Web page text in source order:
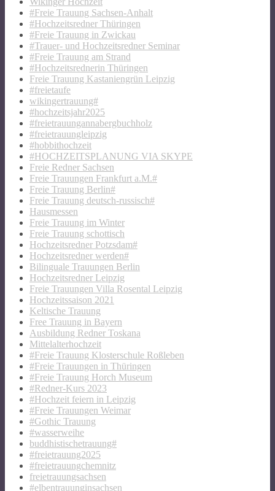
#Freie Trauung Sachsen-Anhalt
#Hochzeitsredner Thüringen
#Freie Trauung in Zwickau
#Trauer- und Hochzeitsredner Seminar
#Freie Trauung am Strand
#Hochzeitsrednerin Thüringen
Freie Trauung Kastaniengrün Leipzig
#freietaufe
wikingertrauung#
#hochzeitsjahr2025
#freietrauungannabergbuchholz
#freietrauungleipzig
#hobbithochzeit
#HOCHZEITSPLANUNG VIA SKYPE
Freie Redner Sachsen
Freie Trauungen Frankfurt a.M.#
Freie Trauung Berlin#
Freie Trauung deutsch-russisch#
Hausmessen
Freie Trauung im Winter
Freie Trauung schottisch
Hochzeitsredner Potzsdam#
Hochzeitsredner werden#
Bilinguale Trauungen Berlin
Hochzeitsredner Leipzig
Freie Trauungen Villa Rosental Leipzig
Hochzeitssaison 2021
Keltische Trauung
Free Trauung in Bayern
Ausbildung Redner Toskana
Mittelalterhochzeit
#Freie Trauung Klosterschule Roßleben
#Freie Trauungen in Thüringen
#Freie Trauung Horch Museum
#Redner-Kurs 2023
#Hochzeit feiern in Leipzig
#Freie Trauungen Weimar
#Gothic Trauung
#wasserweihe
buddhistischetrauung#
#freietrauung2025
#freietrauungchemnitz
freietrauungsachsen
#elbentrauunginsachsen